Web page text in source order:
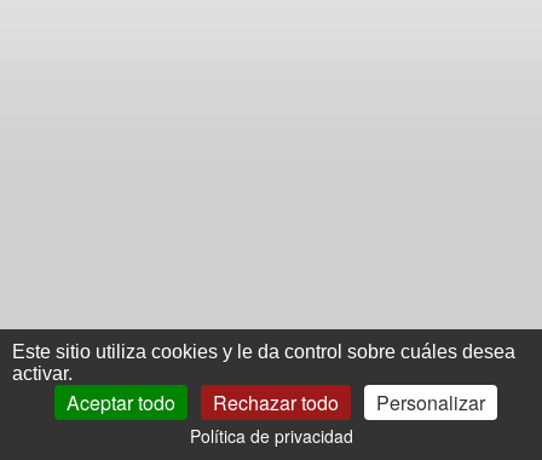
Este sitio utiliza cookies y le da control sobre cuáles desea
activar.
Aceptar todo Rechazar todo Personalizar
Política de privacidad